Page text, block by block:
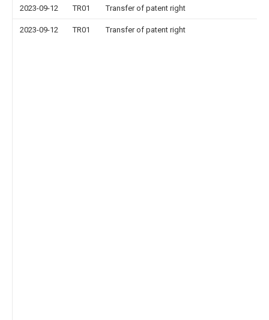
2023-09-12 TR01 Transfer of patent right
2023-09-12 TR01 Transfer of patent right